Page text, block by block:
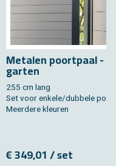
Me­ta­len poort­paal -
gar­ten
255 cm lang
Set voor en­ke­le/dub­be­le
Meer­de­re kleu­ren
€ 349,01 / set